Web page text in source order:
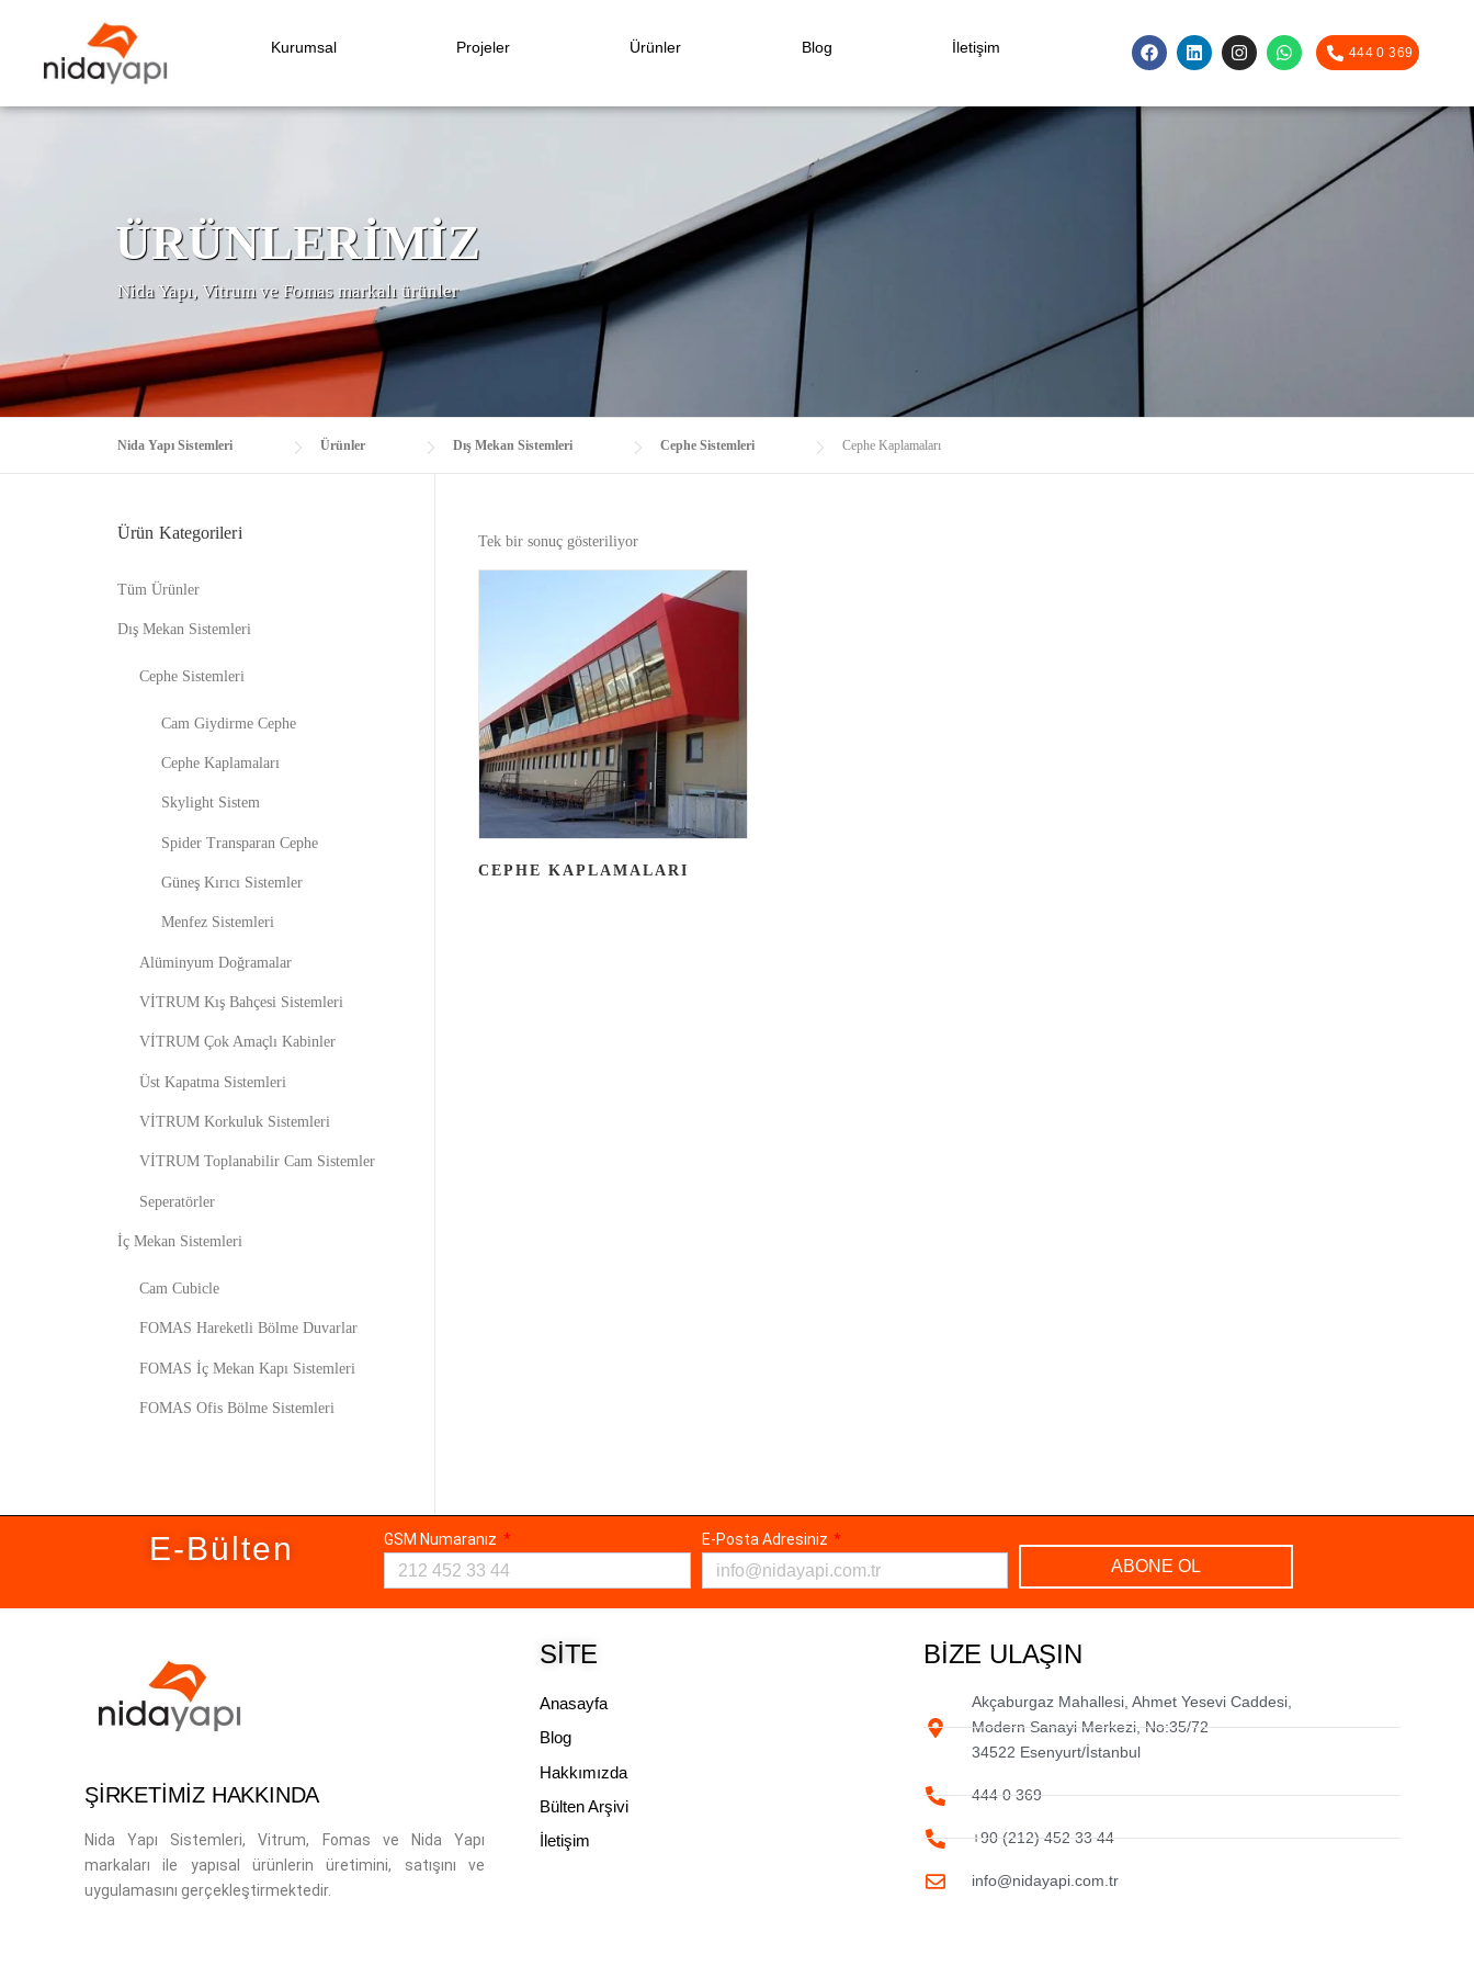
Kurumsal Projeler Ürünler Blog İletişim 444 0 369
ÜRÜNLERIMIZ
Nida Yapı, Vitrum ve Fomas markalı ürünler
Nida Yapı Sistemleri Ürünler Dış Mekan Sistemleri Cephe Sistemleri Cephe Kaplamaları
Tek bir sonuç gösteriliyor
CEPHE KAPLAMALARI
Ürün Kategorileri
Tüm Ürünler
Dış Mekan Sistemleri
Cephe Sistemleri
Cam Giydirme Cephe
Cephe Kaplamaları
Skylight Sistem
Spider Transparan Cephe
Güneş Kırıcı Sistemler
Menfez Sistemleri
Alüminyum Doğramalar
VİTRUM Kış Bahçesi Sistemleri
VİTRUM Çok Amaçlı Kabinler
Üst Kapatma Sistemleri
VİTRUM Korkuluk Sistemleri
VİTRUM Toplanabilir Cam Sistemler
Seperatörler
İç Mekan Sistemleri
Cam Cubicle
FOMAS Hareketli Bölme Duvarlar
FOMAS İç Mekan Kapı Sistemleri
FOMAS Ofis Bölme Sistemleri
E-Bülten GSM Numaranız E-Posta Adresiniz
ABONE OL
ŞİRKETİMİZ HAKKINDA
Nida Yapı Sistemleri, Vitrum, Fomas ve Nida Yapı
markaları ile yapısal ürünlerin üretimini, satışını ve
uygulamasını gerçekleştirmektedir.
SITE
Anasayfa
Blog
Hakkımızda
Bülten Arşivi
İletişim
BIZE ULAŞIN
Akçaburgaz Mahallesi, Ahmet Yesevi Caddesi,
Modern Sanayi Merkezi, No:35/72
34522 Esenyurt/İstanbul
444 0 369
+90 (212) 452 33 44
info@nidayapi.com.tr